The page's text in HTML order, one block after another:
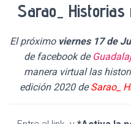
Sarao_ Historias
El próximo viernes 17 de
de facebook de
manera virtual las
edición 2020 deSarao_